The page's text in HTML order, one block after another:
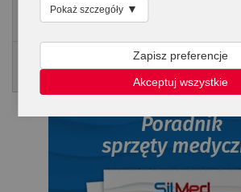
Poradnik Silmed
KLIKNIJ, ABY POBRAĆ
Pokaż szczegóły ▼
Zapisz preferencje
Akceptuj wszystkie